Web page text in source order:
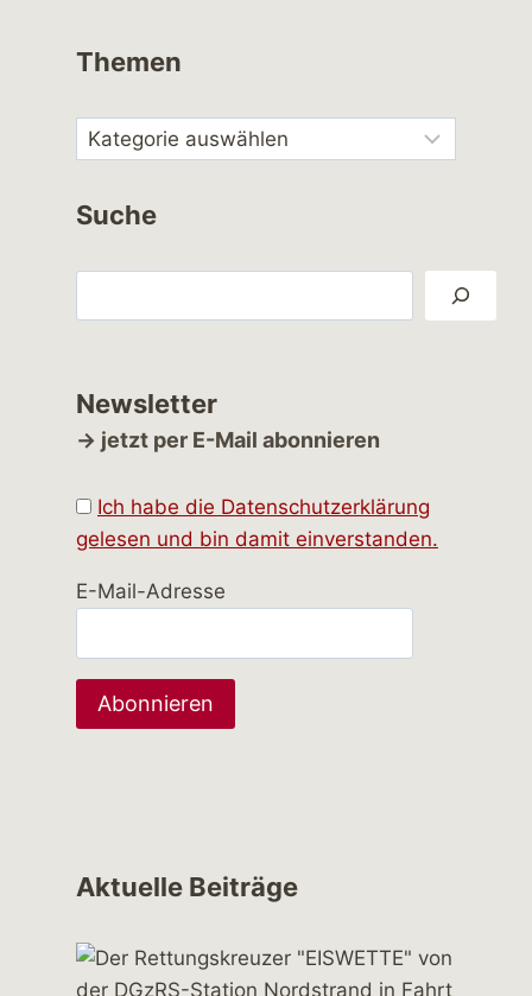
Themen
Suche
Newsletter
→ jetzt per E-Mail abonnieren
Ich habe die Datenschutzerklärung
gelesen und bin damit einverstanden.
E-Mail-Adresse
Aktuelle Beiträge